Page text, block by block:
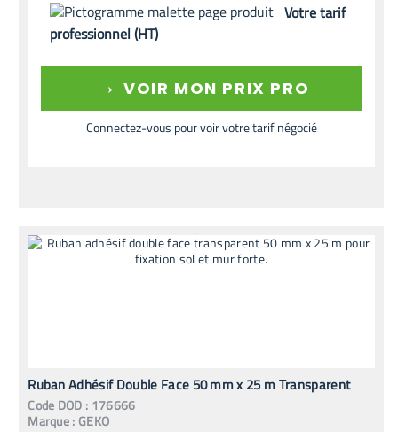
Votre tarif
professionnel (HT)
→ VOIR MON PRIX PRO
Connectez-vous pour voir votre tarif négocié
Ruban Adhésif Double Face 50 mm x 25 m Transparent
Code DOD : 176666
Marque : GEKO